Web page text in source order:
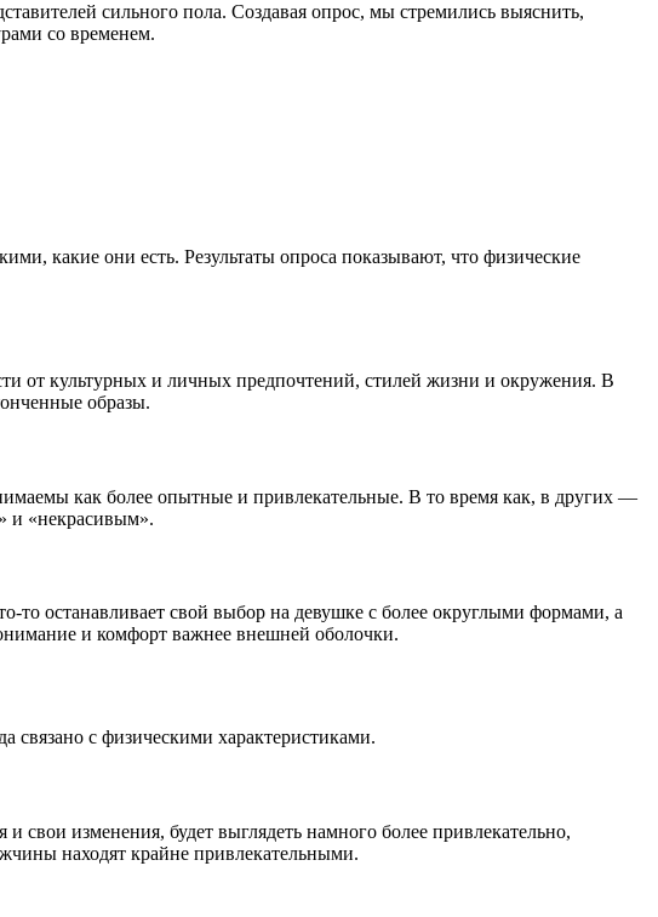
сильного пола. Создавая опрос, мы стремились выяснить,
со временем.
какие они есть. Результаты опроса показывают, что физические
от культурных и личных предпочтений, стилей жизни и окружения. В
образы.
как более опытные и привлекательные. В то время как, в других —
и «некрасивым».
останавливает свой выбор на девушке с более округлыми формами, а
и комфорт важнее внешней оболочки.
связано с физическими характеристиками.
свои изменения, будет выглядеть намного более привлекательно,
находят крайне привлекательными.